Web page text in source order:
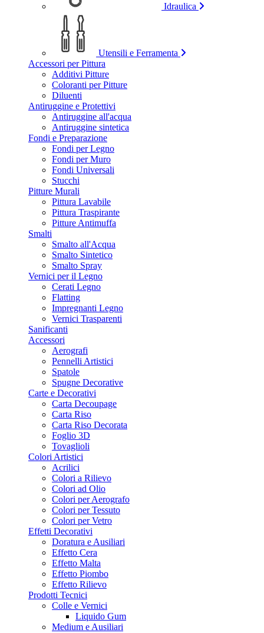
Idraulica
Utensili e Ferramenta
Accessori per Pittura
Additivi Pitture
Coloranti per Pitture
Diluenti
Antiruggine e Protettivi
Antiruggine all'acqua
Antiruggine sintetica
Fondi e Preparazione
Fondi per Legno
Fondi per Muro
Fondi Universali
Stucchi
Pitture Murali
Pittura Lavabile
Pittura Traspirante
Pitture Antimuffa
Smalti
Smalto all'Acqua
Smalto Sintetico
Smalto Spray
Vernici per il Legno
Cerati Legno
Flatting
Impregnanti Legno
Vernici Trasparenti
Sanificanti
Accessori
Aerografi
Pennelli Artistici
Spatole
Spugne Decorative
Carte e Decorativi
Carta Decoupage
Carta Riso
Carta Riso Decorata
Foglio 3D
Tovaglioli
Colori Artistici
Acrilici
Colori a Rilievo
Colori ad Olio
Colori per Aerografo
Colori per Tessuto
Colori per Vetro
Effetti Decorativi
Doratura e Ausiliari
Effetto Cera
Effetto Malta
Effetto Piombo
Effetto Rilievo
Prodotti Tecnici
Colle e Vernici
Liquido Gum
Medium e Ausiliari